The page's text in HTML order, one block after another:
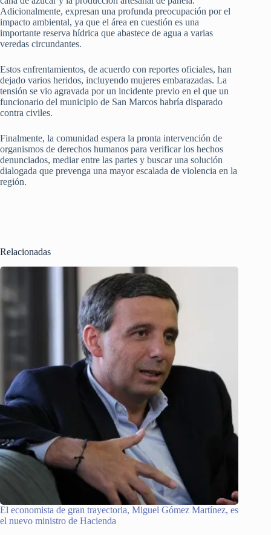
Adicionalmente, expresan una profunda preocupación por el
impacto ambiental, ya que el área en cuestión es una
importante reserva hídrica que abastece de agua a varias
veredas circundantes.
Estos enfrentamientos, de acuerdo con reportes oficiales, han
dejado varios heridos, incluyendo mujeres embarazadas. La
tensión se vio agravada por un incidente previo en el que un
funcionario del municipio de San Marcos habría disparado
contra civiles.
Finalmente, la comunidad espera la pronta intervención de
organismos de derechos humanos para verificar los hechos
denunciados, mediar entre las partes y buscar una solución
dialogada que prevenga una mayor escalada de violencia en la
región.
Relacionadas
El economista de gran trayectoria, Miguel Gómez Martínez, es
el nuevo ministro de Hacienda